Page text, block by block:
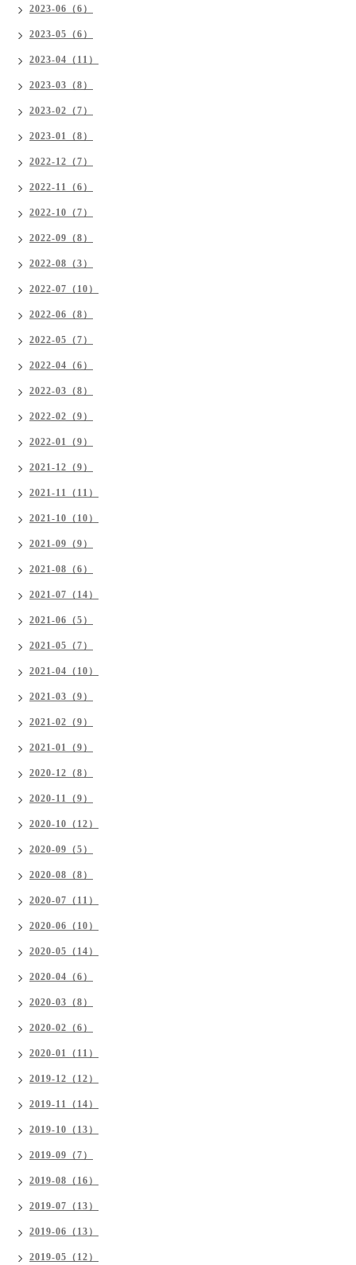
2023-06（6）
2023-05（6）
2023-04（11）
2023-03（8）
2023-02（7）
2023-01（8）
2022-12（7）
2022-11（6）
2022-10（7）
2022-09（8）
2022-08（3）
2022-07（10）
2022-06（8）
2022-05（7）
2022-04（6）
2022-03（8）
2022-02（9）
2022-01（9）
2021-12（9）
2021-11（11）
2021-10（10）
2021-09（9）
2021-08（6）
2021-07（14）
2021-06（5）
2021-05（7）
2021-04（10）
2021-03（9）
2021-02（9）
2021-01（9）
2020-12（8）
2020-11（9）
2020-10（12）
2020-09（5）
2020-08（8）
2020-07（11）
2020-06（10）
2020-05（14）
2020-04（6）
2020-03（8）
2020-02（6）
2020-01（11）
2019-12（12）
2019-11（14）
2019-10（13）
2019-09（7）
2019-08（16）
2019-07（13）
2019-06（13）
2019-05（12）